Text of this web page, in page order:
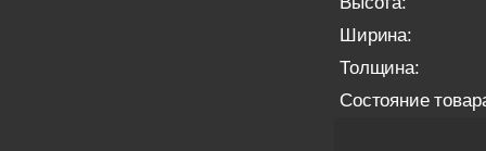
Ширина:
Толщина:
Состояние